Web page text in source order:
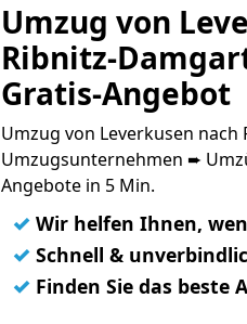
Umzug von
Ribnitz-
Gratis-Angebot
Umzug von Leverkusen nach
Umzugsunternehmen ➨
Angebote in 5 Min.
✓ Wir helfen Ihnen,
✓ Schnell &
✓ Finden Sie das beste